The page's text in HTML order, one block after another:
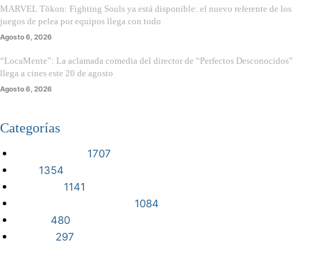
MARVEL Tōkon: Fighting Souls ya está disponible: el nuevo referente de los
juegos de pelea por equipos llega con todo
Agosto 6, 2026
“LocaMente”: La aclamada comedia del director de “Perfectos Desconocidos”
llega a cines este 20 de agosto
Agosto 6, 2026
Categorías
1707
1354
1141
1084
480
297